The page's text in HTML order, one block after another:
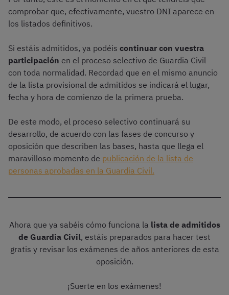
comprobar que, efectivamente, vuestro DNI aparece en
los listados definitivos.
Si estáis admitidos, ya podéis continuar con vuestra
participación en el proceso selectivo de Guardia Civil
con toda normalidad. Recordad que en el mismo anuncio
de la lista provisional de admitidos se indicará el lugar,
fecha y hora de comienzo de la primera prueba.
De este modo, el proceso selectivo continuará su
desarrollo, de acuerdo con las fases de concurso y
oposición que describen las bases, hasta que llega el
maravilloso momento de publicación de la lista de
personas aprobadas en la Guardia Civil.
Ahora que ya sabéis cómo funciona la lista de admitidos
de Guardia Civil, estáis preparados para hacer test
gratis y revisar los exámenes de años anteriores de esta
oposición.
¡Suerte en los exámenes!